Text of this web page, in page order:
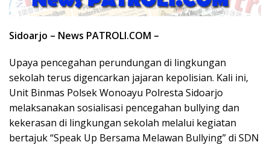
Sidoarjo – News PATROLI.COM –
Upaya pencegahan perundungan di lingkungan
sekolah terus digencarkan jajaran kepolisian. Kali ini,
Unit Binmas Polsek Wonoayu Polresta Sidoarjo
melaksanakan sosialisasi pencegahan bullying dan
kekerasan di lingkungan sekolah melalui kegiatan
bertajuk “Speak Up Bersama Melawan Bullying” di SDN